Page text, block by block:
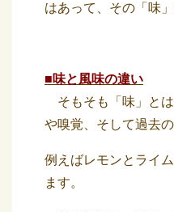
はあって、その「味
■味と風味の違い
そもそも「味」と
や嗅覚、そして過去
例えばレモンとライ
ます。